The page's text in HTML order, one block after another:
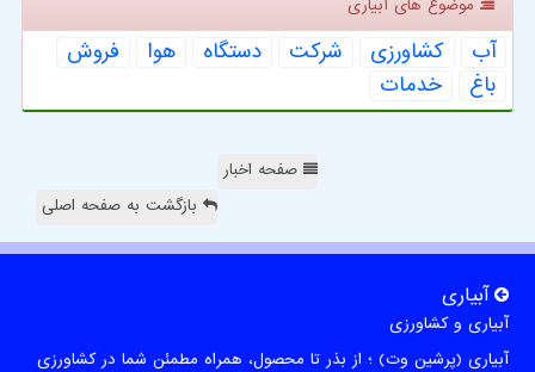
موضوع های آبیاری
آب كشاورزی شركت دستگاه هوا
فروش
باغ
خدمات
صفحه اخبار
بازگشت به صفحه اصلی
آبیاری
آبیاری و کشاورزی
آبیاری (پرشین وت) ؛ از بذر تا محصول، همراه مطمئن شما در کشاورزی